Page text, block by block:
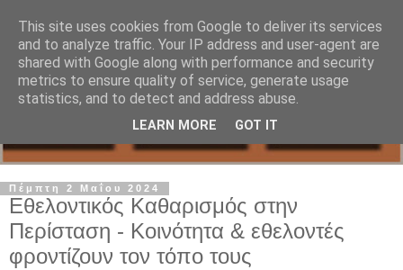
Πέμπτη 2 Μαΐου 2024
Εθελοντικός Καθαρισμός στην
Περίσταση - Κοινότητα & εθελοντές
φροντίζουν τον τόπο τους
This site uses cookies from Google to deliver its services
and to analyze traffic. Your IP address and user-agent are
shared with Google along with performance and security
metrics to ensure quality of service, generate usage
statistics, and to detect and address abuse.
LEARN MORE GOT IT